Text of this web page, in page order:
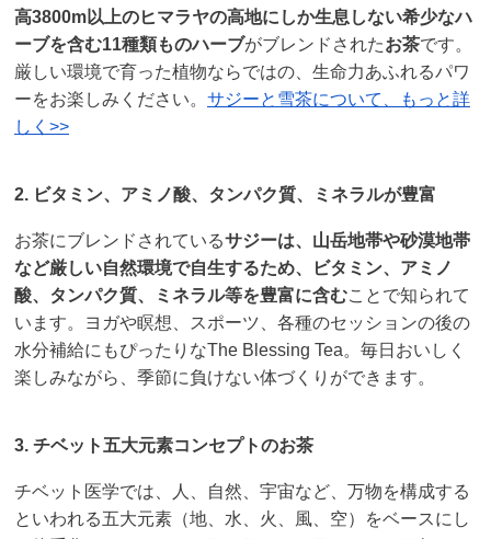
高3800m以上のヒマラヤの高地にしか生息しない希少なハ
ーブを含む11種類ものハーブがブレンドされたお茶です。
厳しい環境で育った植物ならではの、生命力あふれるパワ
ーをお楽しみください。 サジーと雪茶について、もっと詳
しく>>
2. ビタミン、アミノ酸、タンパク質、ミネラルが豊富
お茶にブレンドされているサジーは、山岳地帯や砂漠地帯
など厳しい自然環境で自生するため、ビタミン、アミノ
酸、タンパク質、ミネラル等を豊富に含むことで知られて
います。ヨガや瞑想、スポーツ、各種のセッションの後の
水分補給にもぴったりなThe Blessing Tea。毎日おいしく
楽しみながら、季節に負けない体づくりができます。
3. チベット五大元素コンセプトのお茶
チベット医学では、人、自然、宇宙など、万物を構成する
といわれる五大元素（地、水、火、風、空）をベースにし